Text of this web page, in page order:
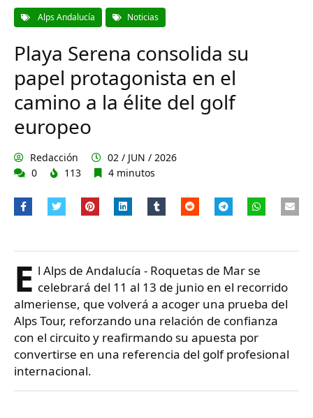
Alps Andalucía Noticias
Playa Serena consolida su
papel protagonista en el
camino a la élite del golf
europeo
Redacción
02 / JUN / 2026
0
113 4 minutos
E l Alps de Andalucía - Roquetas de Mar se
celebrará del 11 al 13 de junio en el recorrido
almeriense, que volverá a acoger una prueba del
Alps Tour, reforzando una relación de confianza
con el circuito y reafirmando su apuesta por
convertirse en una referencia del golf profesional
internacional.